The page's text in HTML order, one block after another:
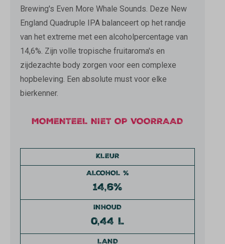
Brewing's Even More Whale Sounds. Deze New
England Quadruple IPA balanceert op het randje
van het extreme met een alcoholpercentage van
14,6%. Zijn volle tropische fruitaroma's en
zijdezachte body zorgen voor een complexe
hopbeleving. Een absolute must voor elke
bierkenner.
KLEUR
ALCOHOL %
14,6%
INHOUD
0,44 L
MOMENTEEL NIET OP VOORRAAD